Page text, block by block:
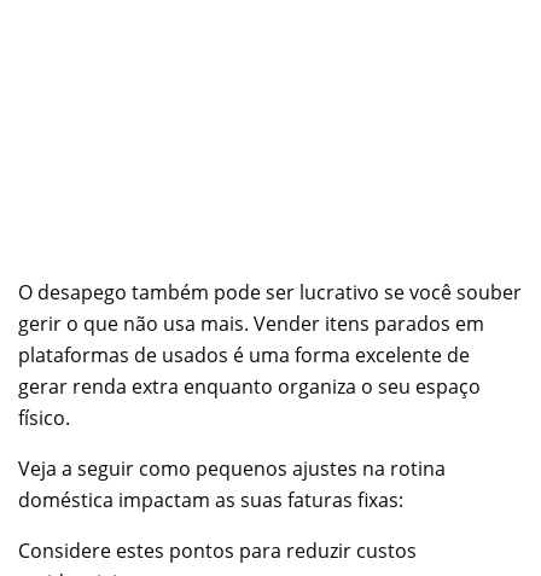
O desapego também pode ser lucrativo se você souber
gerir o que não usa mais. Vender itens parados em
plataformas de usados é uma forma excelente de
gerar renda extra enquanto organiza o seu espaço
físico.
Veja a seguir como pequenos ajustes na rotina
doméstica impactam as suas faturas fixas:
Considere estes pontos para reduzir custos